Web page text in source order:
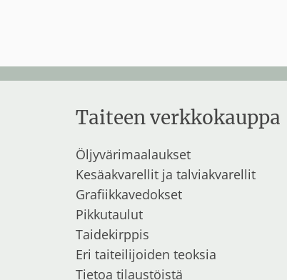
Taiteen verkkokauppa
Öljyvärimaalaukset
Kesäakvarellitja talviakvarellit
Grafiikkavedokset
Pikkutaulut
Taidekirppis
Eri taiteilijoiden teoksia
Tietoa tilaustöistä